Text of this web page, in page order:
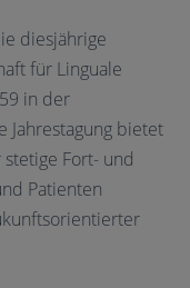
diesjährige
für Linguale
in der
Jahrestagung bietet
Fort- und
Patienten